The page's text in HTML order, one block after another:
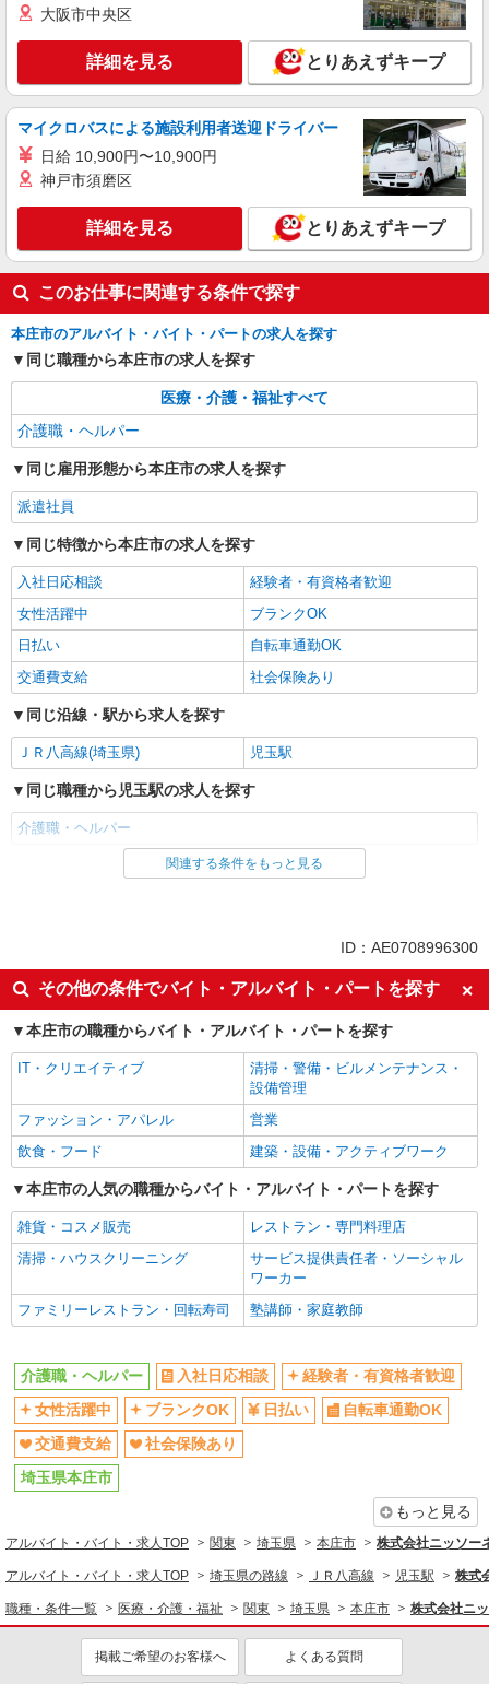
派遣社員
株式会社kotrio /●SI-H-2075001
シニア向けマンションで見守り・食事配膳など
＊本庄駅＊日払可
時給1600円〜2250円 ＜日払い有/週払い有/交
通費全支給(ガソリン代含む)＞
本庄市
キープ 詳細を見る
株式会社kotrio /●SI-H-2101749
本庄駅近く＊即日勤務･お試し勤務OK◎シニア
マンションSTAFF
時給1600円〜2250円 ＜日払い有/週払い有/交
通費全支給(ガソリン代含む)＞
本庄市
キープ 詳細を見る
アルバイト
日研トータルソーシング株式会社 メディカルケア事業部/高崎オフィ
ス【看護助手】
看護助手（ナースエイド）
時給1,250円 ★週払いOK（規定あり） ※給与
幅は経験・能力による
埼玉県本庄市 【最寄駅】本庄早稲田駅
キープ 詳細を見る
大阪市中央区
詳細を見る とりあえずキープ
マイクロバスによる施設利用者送迎ドライバー
日給 10,900円〜10,900円
神戸市須磨区
詳細を見る とりあえずキープ
このお仕事に関連する条件で探す
本庄市のアルバイト・バイト・パートの求人を探す
同じ職種から本庄市の求人を探す
医療・介護・福祉すべて
介護職・ヘルパー
同じ雇用形態から本庄市の求人を探す
派遣社員
同じ特徴から本庄市の求人を探す
入社日応相談
経験者・有資格者歓迎
女性活躍中
ブランクOK
日払い
自転車通勤OK
交通費支給
社会保険あり
同じ沿線・駅から求人を探す
ＪＲ八高線(埼玉県) 児玉駅
同じ職種から児玉駅の求人を探す
介護職・ヘルパー
同じ雇用形態から児玉駅の求人を探す
入社日応相談
経験者・有資格者歓迎
女性活躍中
ブランクOK
日払い
自転車通勤OK
交通費支給
社会保険あり
同じ職種から求人を探す
医療・介護・福祉
介護職・ヘルパー
同じ特徴から求人を探す
日払い
交通費支給
社会保険あり
関連する条件をもっと見る
ID：AE0708996300
その他の条件でバイト・アルバイト・パートを探す
本庄市の職種からバイト・アルバイト・パートを探す
IT・クリエイティブ
清掃・警備・ビルメンテナンス・
設備管理
ファッション・アパレル
営業
飲食・フード
建築・設備・アクティブワーク
本庄市の人気の職種からバイト・アルバイト・パートを探す
雑貨・コスメ販売
レストラン・専門料理店
清掃・ハウスクリーニング
サービス提供責任者・ソーシャル
ワーカー
ファミリーレストラン・回転寿司
塾講師・家庭教師
介護職・ヘルパー 入社日応相談
経験者・有資格者歓迎
女性活躍中
ブランクOK 日払い
自転車通勤OK
交通費支給
社会保険あり
埼玉県本庄市
もっと見る
アルバイト・バイト・求人TOP 関東 埼玉県 本庄市 株式会社ニッソー
アルバイト・バイト・求人TOP 埼玉県の路線 ＪＲ八高線 児玉駅 株式
職種・条件一覧 医療・介護・福祉 関東 埼玉県 本庄市 株式会社ニ
掲載ご希望のお客様へ よくある質問